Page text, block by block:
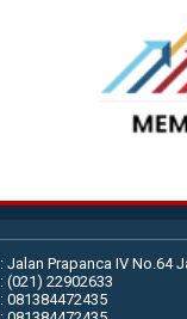
: Jalan Prapanca IV No.64
: (021) 22902633
: 081384472435